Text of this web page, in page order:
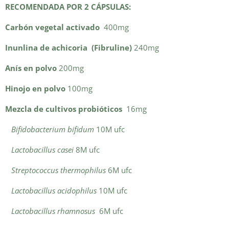
RECOMENDADA POR 2 CÁPSULAS:
Carbón vegetal activado 400mg
Inunlina de achicoria (Fibruline) 240mg
Anís en polvo 200mg
Hinojo en polvo 100mg
Mezcla de cultivos probióticos 16mg
Bifidobacterium bifidum 10M ufc
Lactobacillus casei 8M ufc
Streptococcus thermophilus 6M ufc
Lactobacillus acidophilus 10M ufc
Lactobacillus rhamnosus 6M ufc